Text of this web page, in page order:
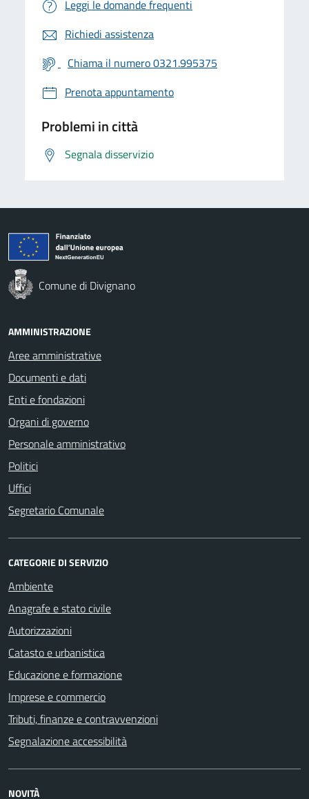
Leggi le domande frequenti
Richiedi assistenza
Chiama il numero 0321.995375
Prenota appuntamento
Problemi in città
Segnala disservizio
Comune di Divignano
AMMINISTRAZIONE
Aree amministrative
Documenti e dati
Enti e fondazioni
Organi di governo
Personale amministrativo
Politici
Uffici
Segretario Comunale
CATEGORIE DI SERVIZIO
Ambiente
Anagrafe e stato civile
Autorizzazioni
Catasto e urbanistica
Educazione e formazione
Imprese e commercio
Tributi, finanze e contravvenzioni
Segnalazione accessibilità
NOVITÀ